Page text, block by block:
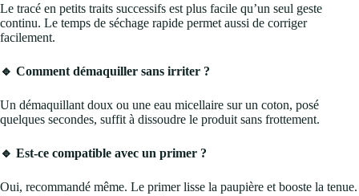
Le tracé en petits traits successifs est plus facile qu’un seul geste
continu. Le temps de séchage rapide permet aussi de corriger
facilement.
🔹 Comment démaquiller sans irriter ?
Un démaquillant doux ou une eau micellaire sur un coton, posé
quelques secondes, suffit à dissoudre le produit sans frottement.
🔹 Est-ce compatible avec un primer ?
Oui, recommandé même. Le primer lisse la paupière et booste la tenue.